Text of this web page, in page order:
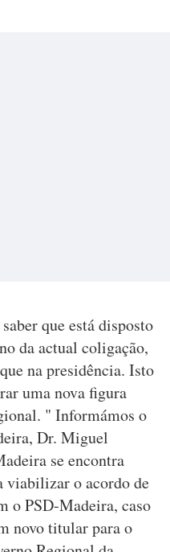
que está disposto
da actual coligação,
na presidência. Isto
uma nova figura
" Informámos o
Dr. Miguel
se encontra
viabilizar o acordo de
o PSD-Madeira, caso
novo titular para o